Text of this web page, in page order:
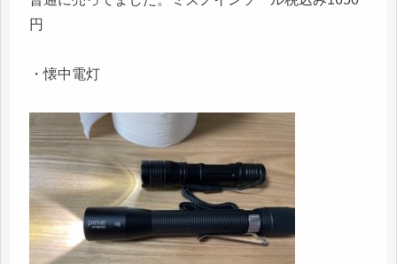
円
・懐中電灯